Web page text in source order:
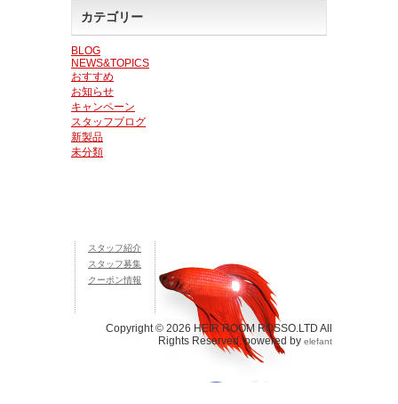
カテゴリー
BLOG
NEWS&TOPICS
おすすめ
お知らせ
キャンペーン
スタッフブログ
新製品
未分類
スタッフ紹介
スタッフ募集
クーポン情報
Copyright © 2026 HEIR ROOM ROSSO.LTD All
Rights Reserved. powered by elefant